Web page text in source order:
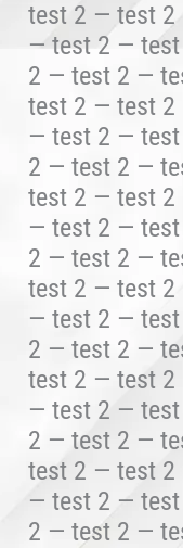
test 2 — test
— test 2 —
2 — test 2 —
test 2 — test
— test 2 —
2 — test 2 —
test 2 — test
— test 2 —
2 — test 2 —
test 2 — test
— test 2 —
2 — test 2 —
test 2 — test
— test 2 —
2 — test 2 —
test 2 — test
— test 2 —
2 — test 2 —